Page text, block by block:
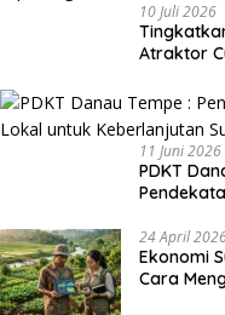
10 Juli 2026
Atraktor
Caddi
11 Juni 2026
PDKT
Daya Ikan
24 April
Ekonomi
Cara